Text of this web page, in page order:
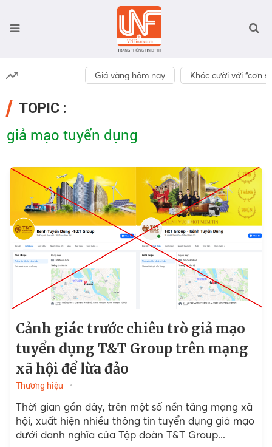
Giá vàng hôm nay Khóc cười với “cơn
TOPIC :
giả mạo tuyển dụng
Cảnh giác trước chiêu trò giả mạo
tuyển dụng T&T Group trên mạng
xã hội để lừa đảo
Thương hiệu
Thời gian gần đây, trên một số nền tảng mạng xã
hội, xuất hiện nhiều thông tin tuyển dụng giả mạo
dưới danh nghĩa của Tập đoàn T&T Group...